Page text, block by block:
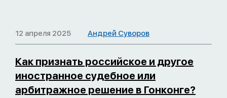
12 апреля 2025 Андрей Суворов
Как признать российское и другое
иностранное судебное или
арбитражное решение в Гонконге?